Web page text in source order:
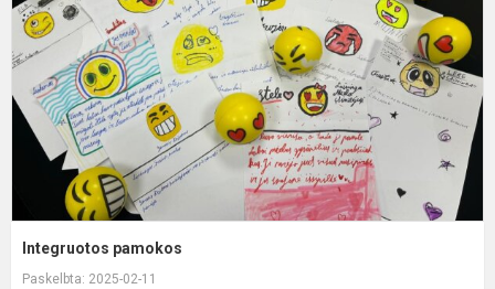
Integruotos pamokos
Paskelbta: 2025-02-11